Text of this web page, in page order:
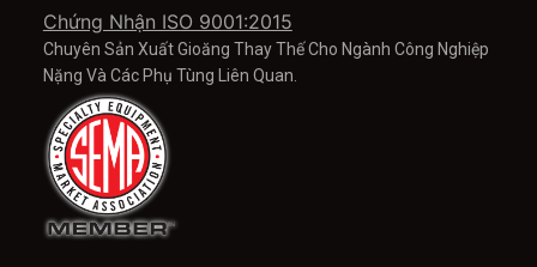
Chứng Nhận ISO 9001:2015
Chuyên Sản Xuất Gioăng Thay Thế Cho Ngành Công Nghiệp
Nặng Và Các Phụ Tùng Liên Quan.